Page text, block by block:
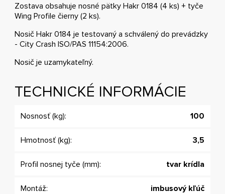
Zostava obsahuje nosné pätky Hakr 0184 (4 ks) + tyče
Wing Profile čierny (2 ks).
Nosič Hakr 0184 je testovaný a schválený do prevádzky
- City Crash ISO/PAS 11154:2006.
Nosič je uzamykateľný.
TECHNICKÉ INFORMÁCIE
Nosnosť (kg): 100
Hmotnosť (kg): 3,5
Profil nosnej tyče (mm): tvar krídla
Montáž: imbusový kľúč